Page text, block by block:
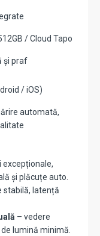
/ Cloud Tapo
și praf
/ iOS)
automată,
excepționale,
și plăcuțe auto.
stabilă, latență
– vedere
lumină minimă.